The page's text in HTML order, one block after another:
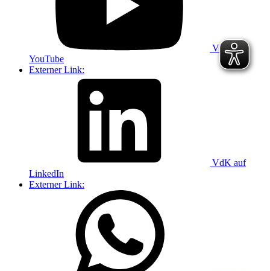
VdK auf
YouTube
Externer Link:
VdK auf
LinkedIn
Externer Link: